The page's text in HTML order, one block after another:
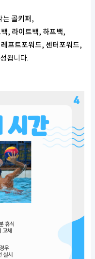
는 골키퍼 ,
, 라이트백, 하프백,
레프트포워드, 센터포워드,
됩니다.